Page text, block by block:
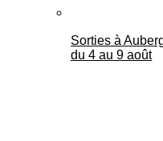
Sorties à
du 4 au 9 août